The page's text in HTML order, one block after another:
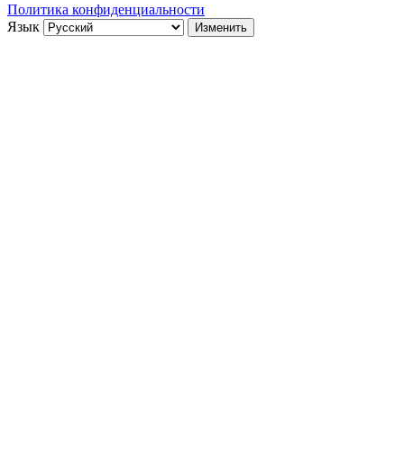
Политика конфиденциальности
Язык